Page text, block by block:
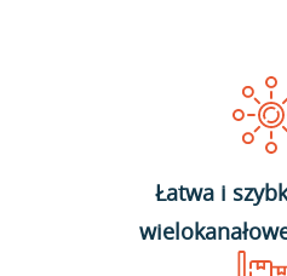
Łatwa i